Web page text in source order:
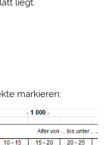
liegt.
markieren: